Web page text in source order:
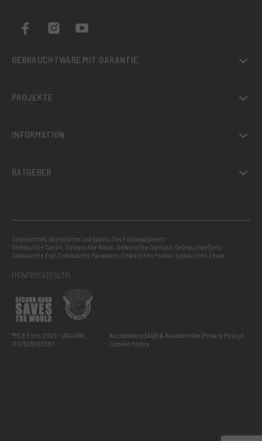
GEBRAUCHTWARE MIT GARANTIE
PROJEKTE
INFORMATION
RATGEBER
Gebrauchtes, überprüftes und überholtes Fotoequipment:
Gebrauchte Canon, Gebrauchte Nikon, Gebrauchte Olympus, Gebrauchte Sony,
Gebrauchte Fuji, Gebrauchte Panasonic, Gebrauchte Pentax, Gebrauchte Leica
ITENFRDEATESLTPL
®RCE Foto 2026 – USt-IdNr.:
IT01526800287
Accessibility AGB & Kundeninfos Privacy Policy
Cookie Policy